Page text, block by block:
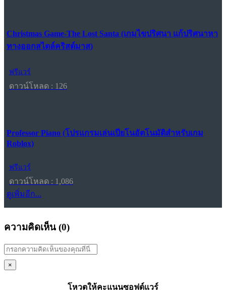
Christmas Game-The Lost Santa (เกมไขปริศนา แก้ปริศนาหา
ทางออกสไตล์คริสต์มาส)
ฟรีแวร์
ดาวน์โหลด : 126
Professor Piano (โปรแกรมเล่นเปียโนอัตโนมัติสำหรับเกม
Roblox)
ฟรีแวร์
ดาวน์โหลด : 1,086
ดูเพิ่มอีก...
ความคิดเห็น (0)
×
โหวตให้คะแนนซอฟต์แวร์